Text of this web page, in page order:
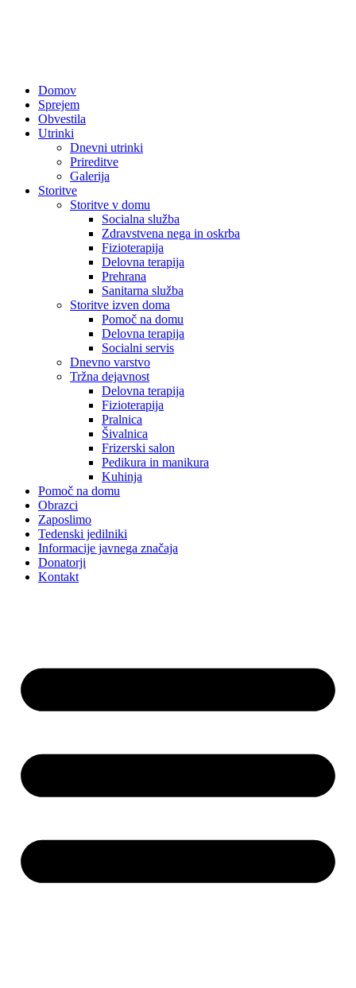
Domov
Sprejem
Obvestila
Utrinki
Dnevni utrinki
Prireditve
Galerija
Storitve
Storitve v domu
Socialna služba
Zdravstvena nega in oskrba
Fizioterapija
Delovna terapija
Prehrana
Sanitarna služba
Storitve izven doma
Pomoč na domu
Delovna terapija
Socialni servis
Dnevno varstvo
Tržna dejavnost
Delovna terapija
Fizioterapija
Pralnica
Šivalnica
Frizerski salon
Pedikura in manikura
Kuhinja
Pomoč na domu
Obrazci
Zaposlimo
Tedenski jedilniki
Informacije javnega značaja
Donatorji
Kontakt